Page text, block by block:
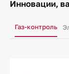
Инновации,
Газ-контроль